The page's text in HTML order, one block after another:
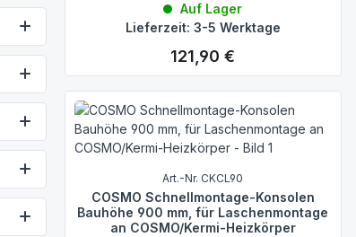
Mit vielen zusätzlichen Eigenschaften und
wiederaufladbaren Li-Io Akku.
Auf Lager
Lieferzeit: 3-5 Werktage
Regulärer Preis:
121,90 €
Art.-Nr. CKCL90
COSMO Schnellmontage-Konsolen
Bauhöhe 900 mm, für Laschenmontage
an COSMO/Kermi-Heizkörper